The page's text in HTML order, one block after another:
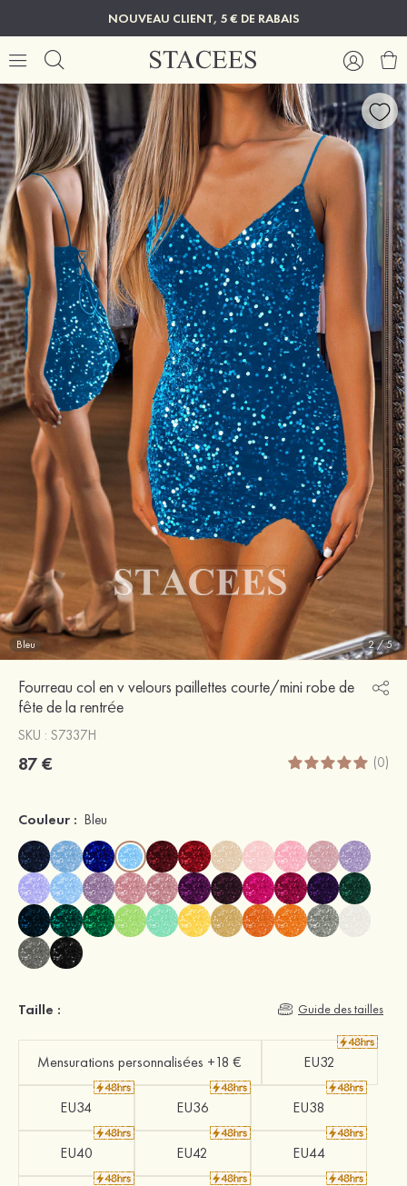
NOUVEAU CLIENT, 5 € DE RABAIS
Bleu 2/5
Fourreau col en v velours paillettes courte/mini robe de
fête de la rentrée
SKU : S7337H
87 € (0)
Couleur : Bleu
Taille : Guide des tailles
Mensurations personnalisées +18 € EU32
EU34 EU36 EU38
EU40 EU42 EU44